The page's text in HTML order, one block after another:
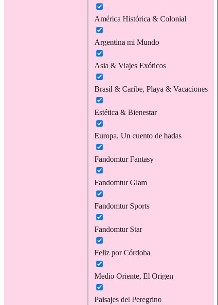
América Histórica & Colonial
Argentina mi Mundo
Asia & Viajes Exóticos
Brasil & Caribe, Playa & Vacaciones
Estética & Bienestar
Europa, Un cuento de hadas
Fandomtur Fantasy
Fandomtur Glam
Fandomtur Sports
Fandomtur Star
Feliz por Córdoba
Medio Oriente, El Origen
Paisajes del Peregrino